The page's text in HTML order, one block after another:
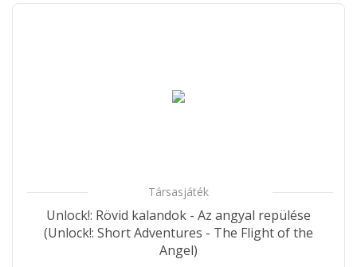
Társasjáték
Unlock!: Rövid kalandok - Az angyal repülése
(Unlock!: Short Adventures - The Flight of the
Angel)